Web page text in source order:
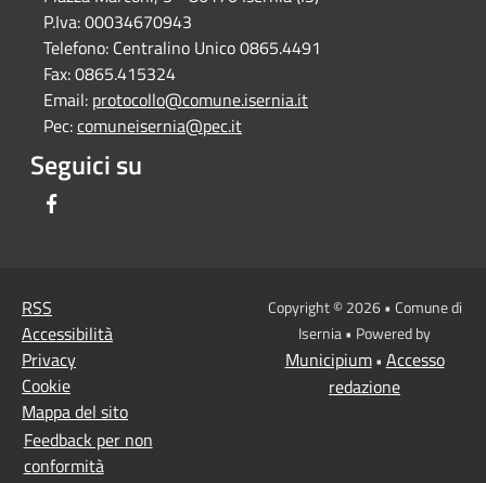
P.Iva:00034670943
Telefono: Centralino Unico 0865.4491
Fax:0865.415324
Email: protocollo@comune.isernia.it
Pec:comuneisernia@pec.it
Seguici su
RSS
Accessibilità
Privacy
Cookie
Mappa del sito
Feedback per non
conformità
Copyright © 2026 • Comune di
Isernia • Powered by
Municipium• Accesso
redazione